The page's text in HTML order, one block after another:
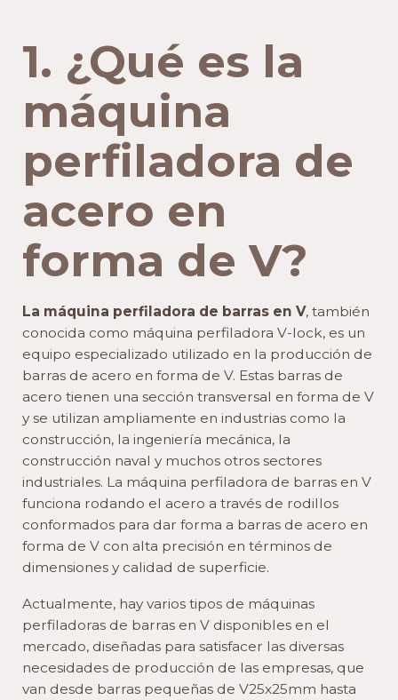
1. ¿Qué es la
máquina
perfiladora de
acero en
forma de V?
La máquina perfiladora de barras en V, también
conocida como máquina perfiladora V-lock, es un
equipo especializado utilizado en la producción de
barras de acero en forma de V. Estas barras de
acero tienen una sección transversal en forma de V
y se utilizan ampliamente en industrias como la
construcción, la ingeniería mecánica, la
construcción naval y muchos otros sectores
industriales. La máquina perfiladora de barras en V
funciona rodando el acero a través de rodillos
conformados para dar forma a barras de acero en
forma de V con alta precisión en términos de
dimensiones y calidad de superficie.
Actualmente, hay varios tipos de máquinas
perfiladoras de barras en V disponibles en el
mercado, diseñadas para satisfacer las diversas
necesidades de producción de las empresas, que
van desde barras pequeñas de V25x25mm hasta